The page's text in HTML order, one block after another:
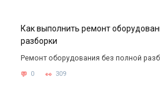
Как выполнить ремонт
разборки
Ремонт оборудования без полной
0 309